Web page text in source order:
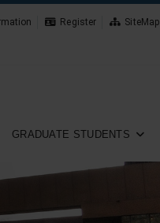
Register SiteMap
GRADUATE STUDENTS